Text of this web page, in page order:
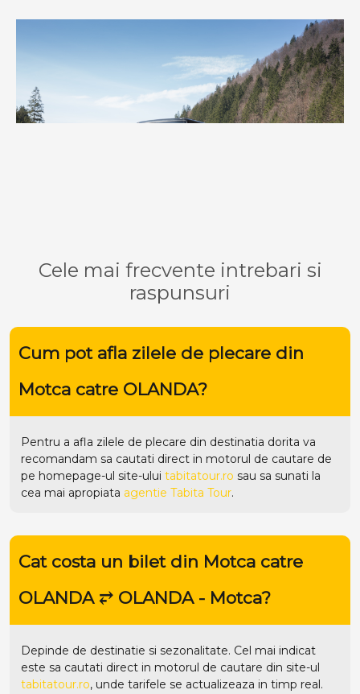
Cele mai frecvente intrebari si
raspunsuri
Cum pot afla zilele de plecare din
Motca catre OLANDA?
Pentru a afla zilele de plecare din destinatia dorita va
recomandam sa cautati direct in motorul de cautare de
pe homepage-ul site-ului tabitatour.ro sau sa sunati la
cea mai apropiata agentie Tabita Tour.
Cat costa un bilet din Motca catre
OLANDA ⥂ OLANDA - Motca?
Depinde de destinatie si sezonalitate. Cel mai indicat
este sa cautati direct in motorul de cautare din site-ul
tabitatour.ro, unde tarifele se actualizeaza in timp real.